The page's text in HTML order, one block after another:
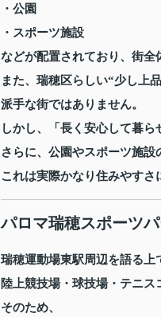
・公園
・スポーツ施設
などが配置されており、街全
また、瑞穂区らしい“少し上
派手な街ではありません。
しかし、「長く安心して暮ら
さらに、公園やスポーツ施設
これは実際かなり住みやすさ
パロマ瑞穂スポーツ
瑞穂運動場東駅周辺を語る上
陸上競技場・球技場・テニス
そのため、